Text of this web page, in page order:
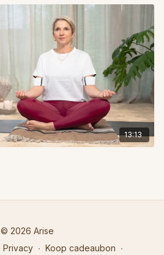
13:13
© 2026 Arise
Privacy ∙ Koop cadeaubon ∙